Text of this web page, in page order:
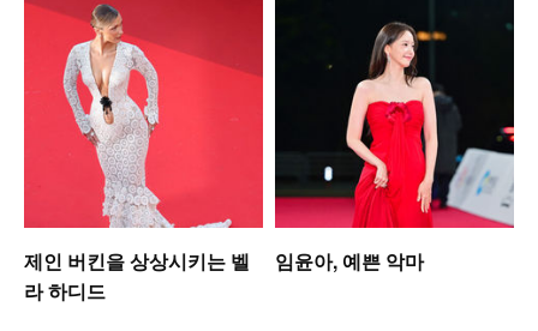
제인 버킨을 상상시키는 벨
라 하디드
임윤아, 예쁜 악마